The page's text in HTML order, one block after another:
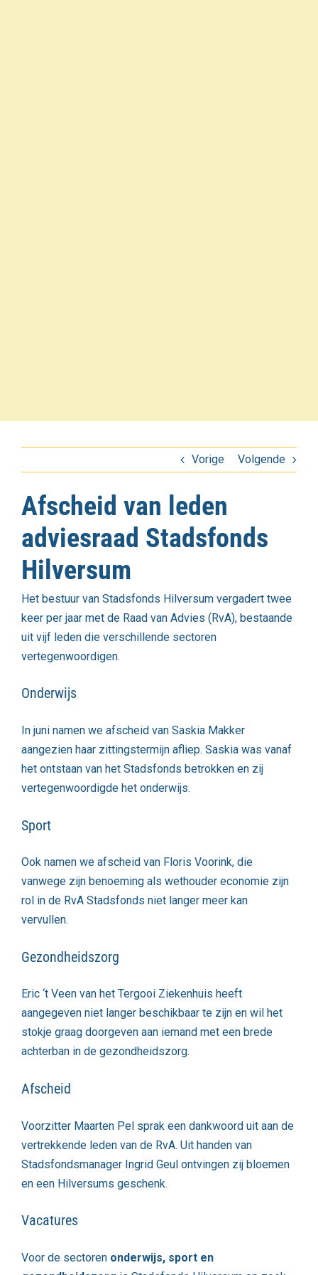
Vorige Volgende
Afscheid van leden
adviesraad Stadsfonds
Hilversum
Het bestuur van Stadsfonds Hilversum vergadert twee
keer per jaar met de Raad van Advies (RvA), bestaande
uit vijf leden die verschillende sectoren
vertegenwoordigen.
Onderwijs
In juni namen we afscheid van Saskia Makker
aangezien haar zittingstermijn afliep. Saskia was vanaf
het ontstaan van het Stadsfonds betrokken en zij
vertegenwoordigde het onderwijs.
Sport
Ook namen we afscheid van Floris Voorink, die
vanwege zijn benoeming als wethouder economie zijn
rol in de RvA Stadsfonds niet langer meer kan
vervullen.
Gezondheidszorg
Eric ‘t Veen van het Tergooi Ziekenhuis heeft
aangegeven niet langer beschikbaar te zijn en wil het
stokje graag doorgeven aan iemand met een brede
achterban in de gezondheidszorg.
Afscheid
Voorzitter Maarten Pel sprak een dankwoord uit aan de
vertrekkende leden van de RvA. Uit handen van
Stadsfondsmanager Ingrid Geul ontvingen zij bloemen
en een Hilversums geschenk.
Vacatures
Voor de sectoren onderwijs, sport en